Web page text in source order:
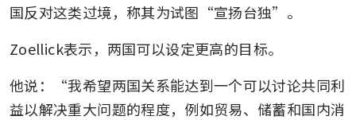
国反对这类过境，称其为试图“宣扬台独”。
Zoellick表示，两国可以设定更高的目标。
他说：“我希望两国关系能达到一个可以讨论共同利
益以解决重大问题的程度，例如贸易、储蓄和国内消